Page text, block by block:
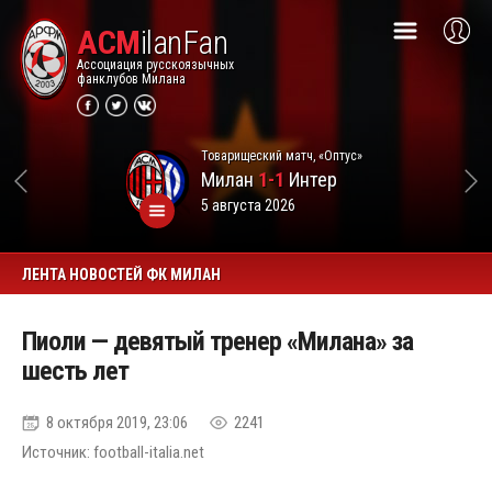
ACMilanFan
Ассоциация русскоязычных
фанклубов Милана
Товарищеский матч, «Оптус»
Милан1-1 Интер
5 августа 2026
ЛЕНТА НОВОСТЕЙ ФК МИЛАН
Пиоли — девятый тренер «Милана» за
шесть лет
8 октября 2019, 23:06
2241
Источник: football-italia.net